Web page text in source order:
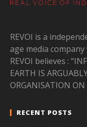
REVOI is a
age media
REVOI believes :
EARTH IS
ORGANISATION
RECENT POSTS